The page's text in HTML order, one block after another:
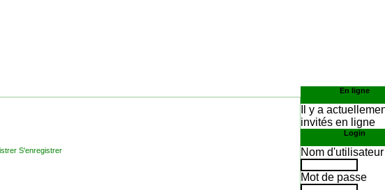
S'enregistrer
En ligne
Il y a
invités en ligne
Login
Nom d'utilisateur
Mot de passe